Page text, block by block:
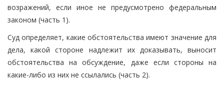
возражений, если иное не предусмотрено федеральным
законом (часть 1).
Суд определяет, какие обстоятельства имеют значение для
дела, какой стороне надлежит их доказывать, выносит
обстоятельства на обсуждение, даже если стороны на
какие-либо из них не ссылались (часть 2).